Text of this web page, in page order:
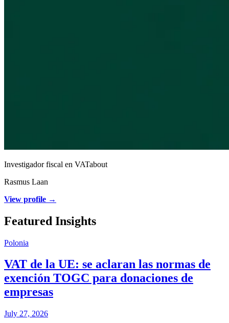
Investigador fiscal en VATabout
Rasmus Laan
View profile →
Featured Insights
Polonia
VAT de la UE: se aclaran las normas de
exención TOGC para donaciones de
empresas
July 27, 2026